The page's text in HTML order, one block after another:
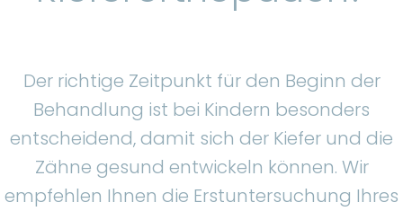
Der richtige Zeitpunkt für den Beginn der
Behandlung ist bei Kindern besonders
entscheidend, damit sich der Kiefer und die
Zähne gesund entwickeln können. Wir
empfehlen Ihnen die Erstuntersuchung Ihres